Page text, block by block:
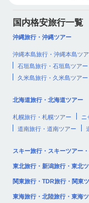
国内格安旅行一覧
沖縄旅行・沖縄ツアー
沖縄本島旅行・沖縄本島ツ
石垣島旅行・石垣島ツアー
久米島旅行・久米島ツアー
北海道旅行・北海道ツアー
札幌旅行・札幌ツアー
ニ
道南旅行・道南ツアー
スキー旅行・スキーツアー
東北旅行・新潟旅行・東北
関東旅行・TDR旅行・関東
東海旅行・北陸旅行・東海